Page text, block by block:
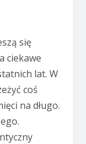
się
ciekawe
lat. W
coś
na długo.